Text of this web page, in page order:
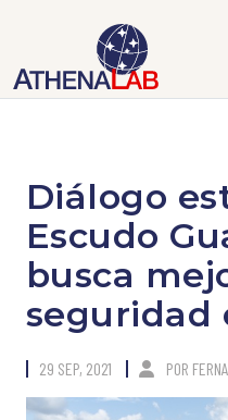
Diálogo
Escudo
busca
seguridad
29 SEP, 2021 POR